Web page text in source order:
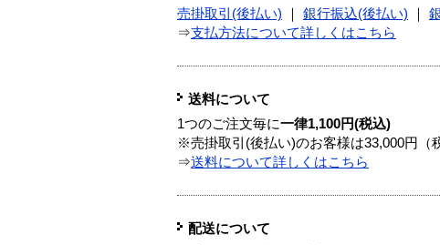
売掛取引(後払い) 銀行振込(後払い)
⇒支払方法について詳しくはこちら
送料について
1つのご注文毎に一律1,100円(税込)
※売掛取引(後払い)のお客様は33,000円（
⇒送料について詳しくはこちら
配送について